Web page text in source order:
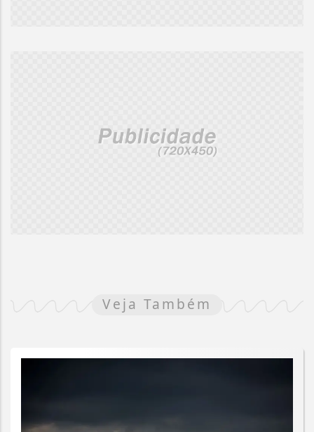
Veja Também